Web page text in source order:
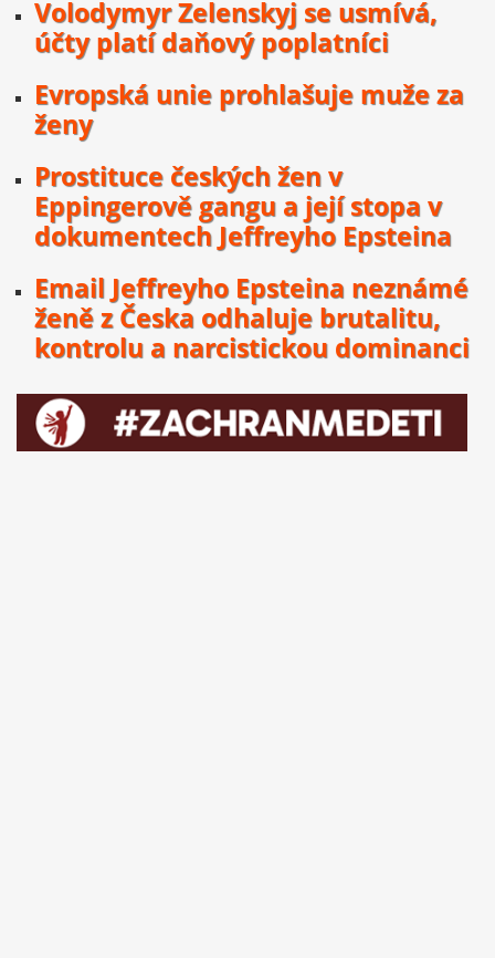
Volodymyr Zelenskyj se usmívá,
účty platí daňový poplatníci
Evropská unie prohlašuje muže za
ženy
Prostituce českých žen v
Eppingerově gangu a její stopa v
dokumentech Jeffreyho Epsteina
Email Jeffreyho Epsteina neznámé
ženě z Česka odhaluje brutalitu,
kontrolu a narcistickou dominanci